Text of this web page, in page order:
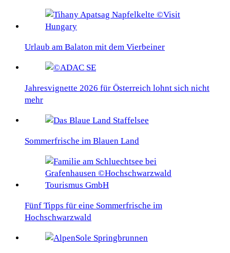
Urlaub am Balaton mit dem Vierbeiner
Jahresvignette 2026 für Österreich lohnt sich nicht
mehr
Sommerfrische im Blauen Land
Fünf Tipps für eine Sommerfrische im
Hochschwarzwald